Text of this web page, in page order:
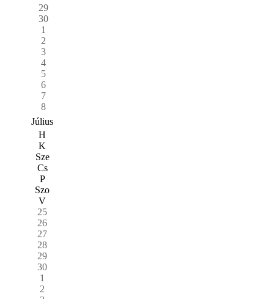
29
30
1
2
3
4
5
6
7
8
Július
H
K
Sze
Cs
P
Szo
V
25
26
27
28
29
30
1
2